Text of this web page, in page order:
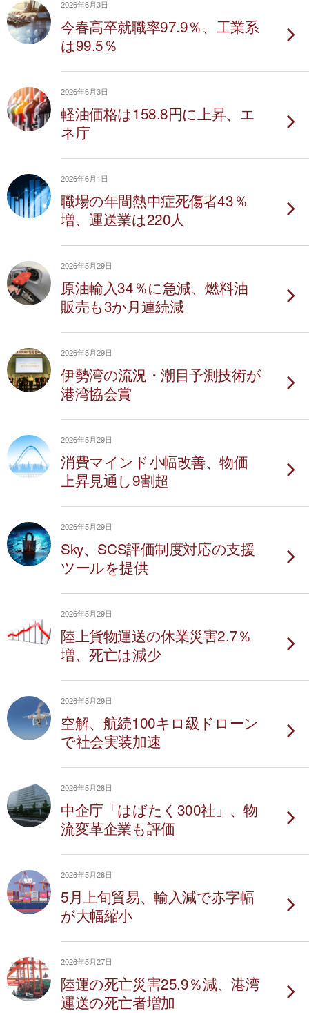
2026年6月3日
今春高卒就職率97.9％、工業系
は99.5％
2026年6月3日
軽油価格は158.8円に上昇、エ
ネ庁
2026年6月1日
職場の年間熱中症死傷者43％
増、運送業は220人
2026年5月29日
原油輸入34％に急減、燃料油
販売も3か月連続減
2026年5月29日
伊勢湾の流況・潮目予測技術が
港湾協会賞
2026年5月29日
消費マインド小幅改善、物価
上昇見通し9割超
2026年5月29日
Sky、SCS評価制度対応の支援
ツールを提供
2026年5月29日
陸上貨物運送の休業災害2.7％
増、死亡は減少
2026年5月29日
空解、航続100キロ級ドローン
で社会実装加速
2026年5月28日
中企庁「はばたく300社」、物
流変革企業も評価
2026年5月28日
5月上旬貿易、輸入減で赤字幅
が大幅縮小
2026年5月27日
陸運の死亡災害25.9％減、港湾
運送の死亡者増加